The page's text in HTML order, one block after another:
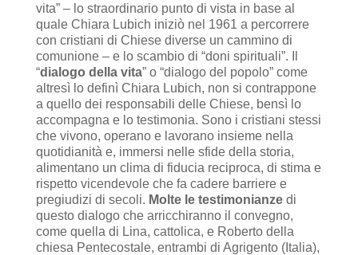
vita” – lo straordinario punto di vista in base al
quale Chiara Lubich iniziò nel 1961 a percorrere
con cristiani di Chiese diverse un cammino di
comunione – e lo scambio di “doni spirituali”. Il
“dialogo della vita” o “dialogo del popolo” come
altresì lo definì Chiara Lubich, non si contrappone
a quello dei responsabili delle Chiese, bensì lo
accompagna e lo testimonia. Sono i cristiani stessi
che vivono, operano e lavorano insieme nella
quotidianità e, immersi nelle sfide della storia,
alimentano un clima di fiducia reciproca, di stima e
rispetto vicendevole che fa cadere barriere e
pregiudizi di secoli. Molte le testimonianzedi
questo dialogo che arricchiranno il convegno,
come quella di Lina, cattolica, e Roberto della
chiesa Pentecostale, entrambi di Agrigento (Italia),